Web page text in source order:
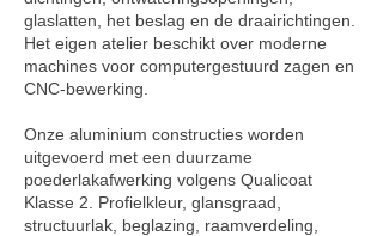
glaslatten, het beslag en de draairichtingen.
Het eigen atelier beschikt over moderne
machines voor computergestuurd zagen en
CNC-bewerking.
Onze aluminium constructies worden
uitgevoerd met een duurzame
poederlakafwerking volgens Qualicoat
Klasse 2. Profielkleur, glansgraad,
structuurlak, beglazing, raamverdeling,